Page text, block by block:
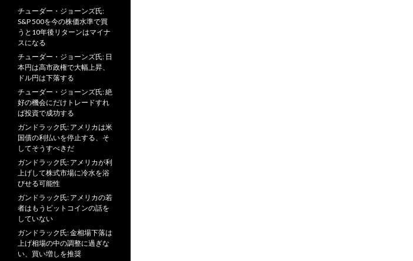
チューダー・ジョーンズ氏:
S&P 500を今の株価水準で買
うと10年後リターンはマイナ
スになる
チューダー・ジョーンズ氏: 日
本円は高市政権で大幅上昇、
ドル円は下落する
チューダー・ジョーンズ氏: 絶
好の機会にだけトレードすれ
ば投資で成功する
ガンドラック氏: アメリカは米
国債の利払いを停止する、そ
してそうすべきだ
ガンドラック氏: アメリカが利
上げして株式市場に冷水を浴
びせる可能性
ガンドラック氏: アメリカの若
者はもうビットコインの話を
していない
ガンドラック氏: 金相場下落は
上げ相場の中の調整に過ぎな
い、買い増しを推奨